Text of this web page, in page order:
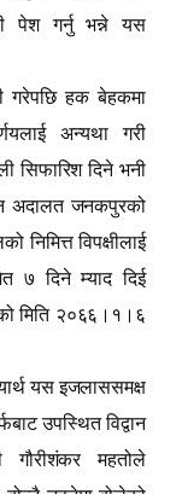
पेश गर्नु भन्ने यस
गरेपछि हक बेहकमा
अन्यथा गरी
सिफारिश दिने भनी
अदालत जनकपुरको
विपक्षीलाई
७ दिने म्याद दिई
मिति २०६६।१।६
यस इजलाससमक्ष
उपस्थित विद्वान
गौरीशंकर महतोले